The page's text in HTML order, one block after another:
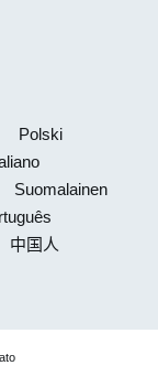
Polski
Suomalainen
中国人